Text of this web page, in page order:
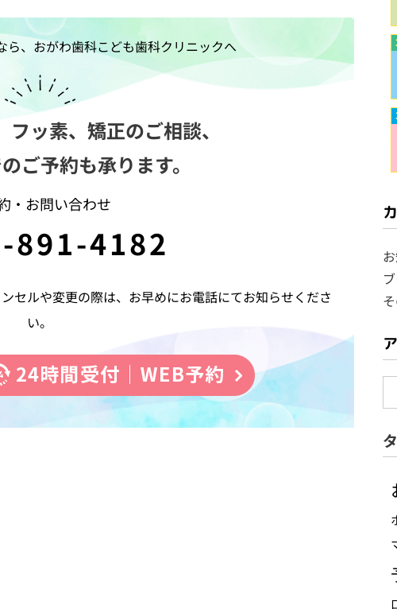
ら、おがわ歯科こども歯科クリニックへ
ッ素、矯正のご相談、
ご予約も承ります。
・お問い合わせ
4182
セルや変更の際は、お早めにお電話にてお知らせくださ
い。
ー
カ
ブ